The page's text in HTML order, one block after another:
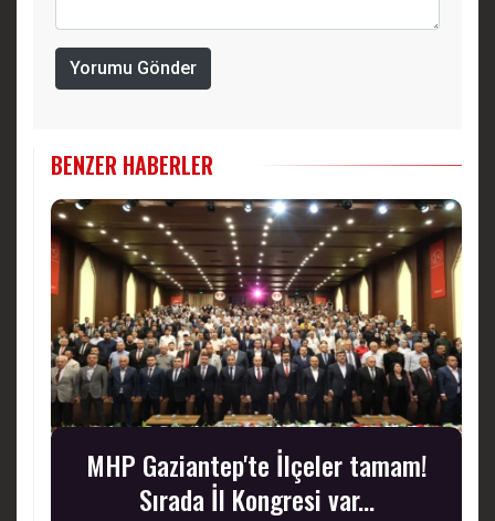
Yorumu Gönder
BENZER HABERLER
MHP Gaziantep'te İlçeler tamam!
Sırada İl Kongresi var...